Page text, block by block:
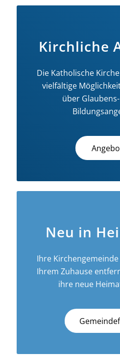
Kirchliche
Die Katholische
vielfältige
über
Neu in
Ihre
Ihrem Zuhause
ihre neue